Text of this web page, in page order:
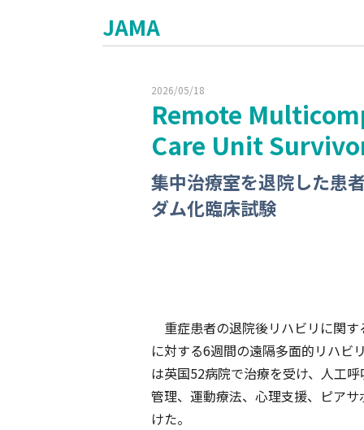
JAMA
2026/05/18
Remote
Care Unit
集中治療室を退院した患
ダム化臨床試験
重症患者の退院後リハビリに関
に対する6週間の遠隔多面的リハビ
は英国52病院で治療を受け、人工
管理、運動療法、心理支援、ピア
けた。